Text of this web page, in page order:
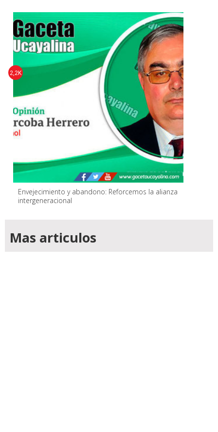
Envejecimiento y abandono: Reforcemos la alianza
intergeneracional
2,2K
Mas articulos